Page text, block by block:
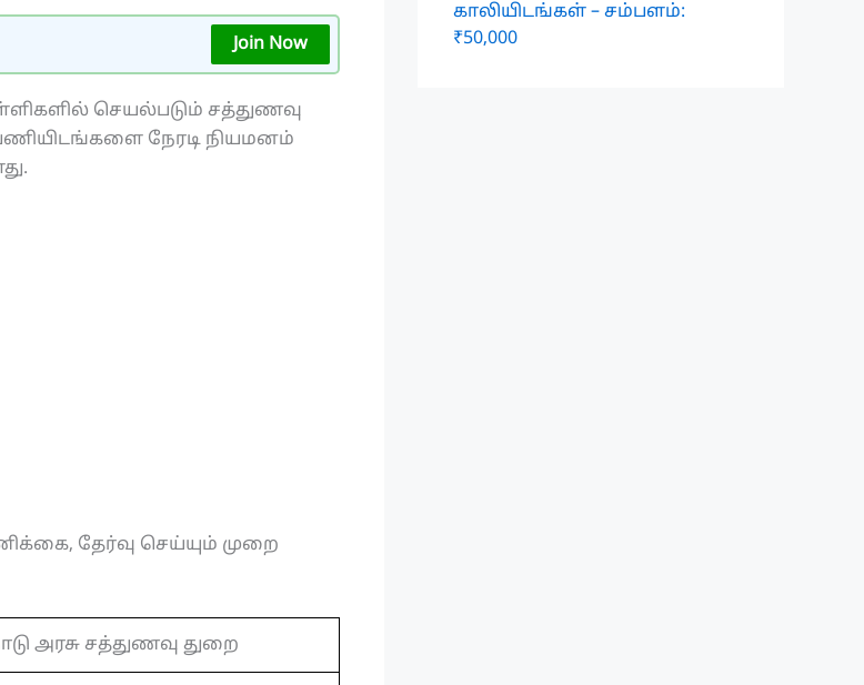
Join Now
செயல்படும் சத்துணவு
நேரடி நியமனம்
தேர்வு செய்யும் முறை
அரசு சத்துணவு துறை
காலியிடங்கள் – சம்பளம்:
₹50,000